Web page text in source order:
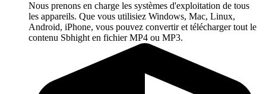
Nous prenons en charge les systèmes d'exploitation de tous
les appareils. Que vous utilisiez Windows, Mac, Linux,
Android, iPhone, vous pouvez convertir et télécharger tout le
contenu Sbhight en fichier MP4 ou MP3.